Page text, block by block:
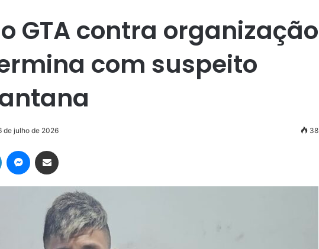
GTA contra organização
com suspeito
de julho de 2026 38